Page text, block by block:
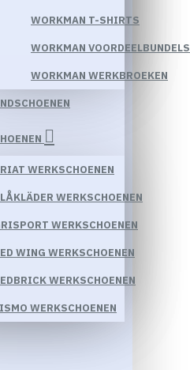
WORKMAN T-SHIRTS
WORKMAN VOORDEELBUNDELS
WORKMAN WERKBROEKEN
WERKSCHOENEN
WERKSCHOENEN
WERKSCHOENEN
WING WERKSCHOENEN
WERKSCHOENEN
WERKSCHOENEN